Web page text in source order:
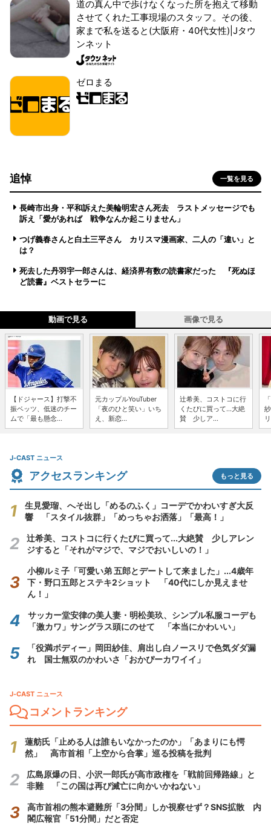
道の真ん中で歩けなくなった所を抱えて移動
させてくれた工事現場のスタッフ。その後、
家まで私を送ると(大阪府・40代女性)|Jタウ
ンネット
ゼロまる
追悼 一覧を見る
長崎市出身・平和訴えた美輪明宏さん死去 ラストメッセージでも
訴え「愛があれば 戦争なんか起こりません」
つげ義春さんと白土三平さん カリスマ漫画家、二人の「違い」と
は？
死去した丹羽宇一郎さんは、経済界有数の読書家だった 『死ぬほ
ど読書』ベストセラーに
動画で見る 画像で見る
【ドジャース】打撃不
振ベッツ、低迷のチー
ムで「最も懸念...
元カップルYouTuber
「夜のひと笑い」いち
え、新恋...
辻希美、コストコに行
くたびに買って...大絶
賛 少しア...
J-CAST ニュース
アクセスランキング もっと見る
生見愛瑠、へそ出し「めるのふく」コーデでかわいすぎ大反
響 「スタイル抜群」「めっちゃお洒落」「最高！」
辻希美、コストコに行くたびに買って...大絶賛 少しアレン
ジすると「それがマジで、マジでおいしいの！」
小柳ルミ子「可愛い弟 五郎とデートして来ました」...4歳年
下・野口五郎とステキ2ショット 「40代にしか見えませ
ん！」
サッカー堂安律の美人妻・明松美玖、シンプル私服コーデも
「激カワ」サングラス頭にのせて 「本当にかわいい」
「役満ボディー」岡田紗佳、肩出し白ノースリで色気ダダ漏
れ 国士無双のかわいさ「おかぴーカワイイ」
J-CAST ニュース
コメントランキング
蓮舫氏「止める人は誰もいなかったのか」「あまりにも愕
然」 高市首相「上空から合掌」巡る投稿を批判
広島原爆の日、小沢一郎氏が高市政権を「戦前回帰路線」と
非難 「この国は再び滅亡に向かいかねない」
高市首相の熊本避難所「3分間」しか視察せず？SNS拡散 内
閣広報官「51分間」だと否定